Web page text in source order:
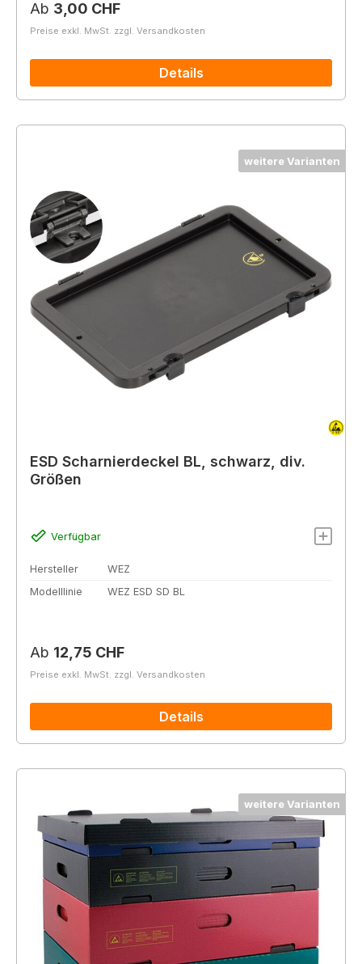
Regulärer Preis:
Ab 3,00 CHF
Preise exkl. MwSt. zzgl. Versandkosten
Details
weitere Varianten
ESD Scharnierdeckel BL, schwarz, div.
Größen
Verfügbar
Hersteller
WEZ
Modelllinie
WEZ ESD SD BL
Regulärer Preis:
Ab 12,75 CHF
Preise exkl. MwSt. zzgl. Versandkosten
Details
weitere Varianten